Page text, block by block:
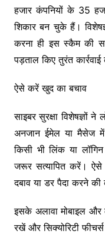
हजार कंपनियों के 35
शिकार बन चुके हैं।
करना ही इस स्कैम की
पड़ताल किए तुरंत
ऐसे करें खुद का बचाव
साइबर सुरक्षा विशेषज्ञों
अनजान ईमेल या मैसेज
किसी भी लिंक या
जरूर सत्यापित करें।
दबाव या डर पैदा करने
इसके अलावा मोबाइल और
रखें और सिक्योरिटी